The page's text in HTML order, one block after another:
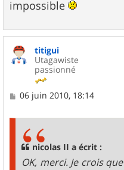
a
e
impossible
titigui
Utagawiste
passionné
M
06 juin 2010, 18:14
nicolas II a écrit :
OK, merci. Je crois